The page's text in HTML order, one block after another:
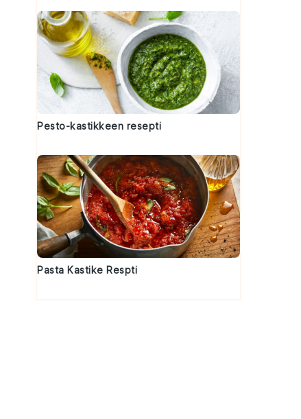
Pesto-kastikkeen resepti
Pasta Kastike Respti